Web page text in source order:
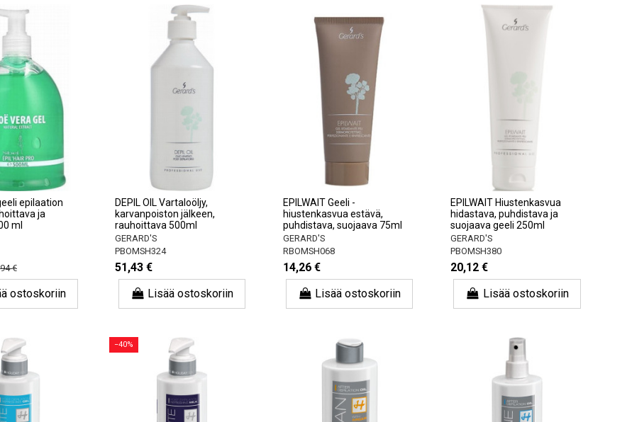
epilaation
ja
ml
€
ostoskoriin
DEPIL OIL Vartaloöljy,
karvanpoiston jälkeen,
rauhoittava 500ml
GERARD'S
PBOMSH324
51,43 €
Lisää ostoskoriin
EPILWAIT Geeli -
hiustenkasvua estävä,
puhdistava, suojaava 75ml
GERARD'S
RBOMSH068
14,26 €
Lisää ostoskoriin
EPILWAIT Hiustenkasvua
hidastava, puhdistava ja
suojaava geeli 250ml
GERARD'S
PBOMSH380
20,12 €
Lisää ostoskoriin
−40%